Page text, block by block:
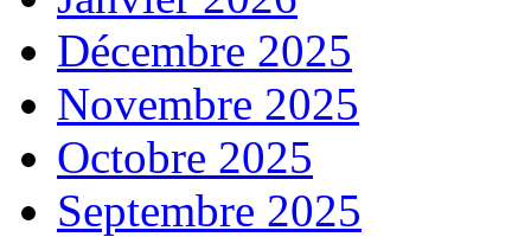
Décembre 2025
Novembre 2025
Octobre 2025
Septembre 2025